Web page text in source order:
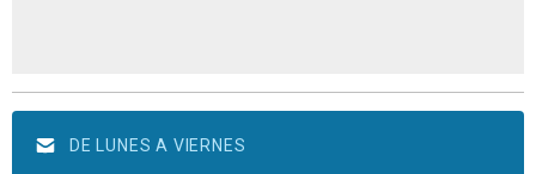
DE LUNES A VIERNES